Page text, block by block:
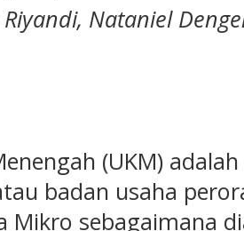
Nataniel
(UKM)
badan usaha
Mikro sebagaimana